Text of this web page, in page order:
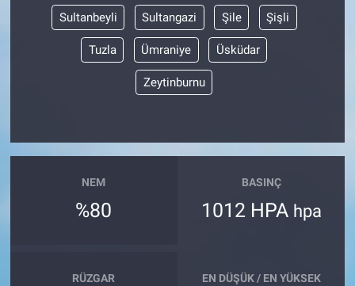
Sultanbeyli Sultangazi Şile Şişli
Tuzla Ümraniye Üsküdar
Zeytinburnu
NEM
%80
BASINÇ
1012 HPA hpa
RÜZGAR EN DÜŞÜK / EN YÜKSEK